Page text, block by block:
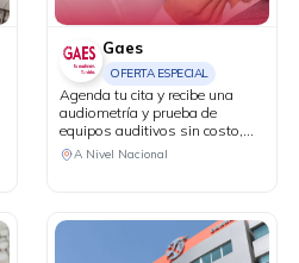
Gaes
OFERTA ESPECIAL
Agenda tu cita y recibe una
audiometría y prueba de
equipos auditivos sin costo,
más 20% de descuento en tu
primera compra.
A Nivel Nacional